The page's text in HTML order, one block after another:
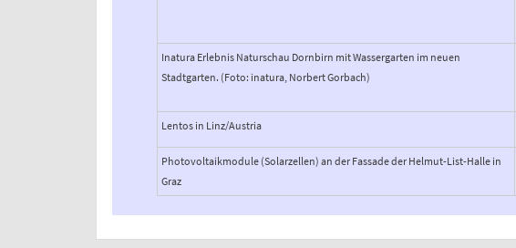
Inatura Erlebnis Naturschau Dornbirn mit Wassergarten im neuen
Stadtgarten. (Foto: inatura, Norbert Gorbach)
Lentos in Linz/Austria
Photovoltaikmodule (Solarzellen) an der Fassade der Helmut-List-Halle in
Graz